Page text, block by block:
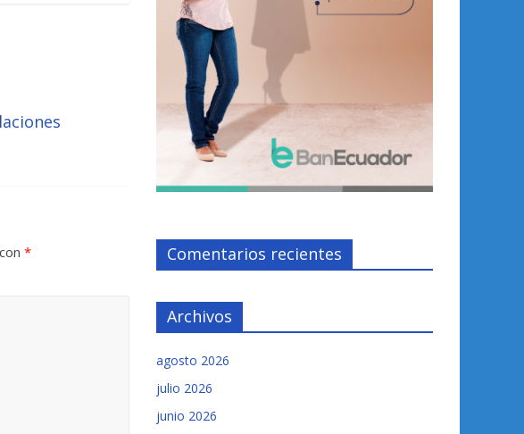
*
Comentarios recientes
Archivos
agosto 2026
julio 2026
junio 2026